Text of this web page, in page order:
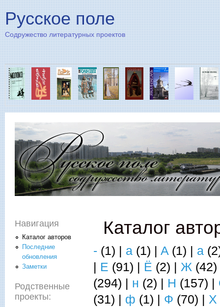
Русское поле
Содружество литературных проектов
Каталог
- (1) | a (1) | A (1) | а
| Е (91) | Ё (2) | Ж (42)
(294) | н (2) | Н (157) |
(31) | ф (1) | Ф (70) | Х
Навигация
Каталог авторов
Последние
обновления
Заметки
Родственные
проекты: